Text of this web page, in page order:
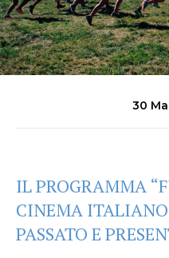
30
IL PROGRAMMA
CINEMA
PASSATO E